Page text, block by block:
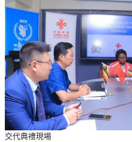
交代典禮現場